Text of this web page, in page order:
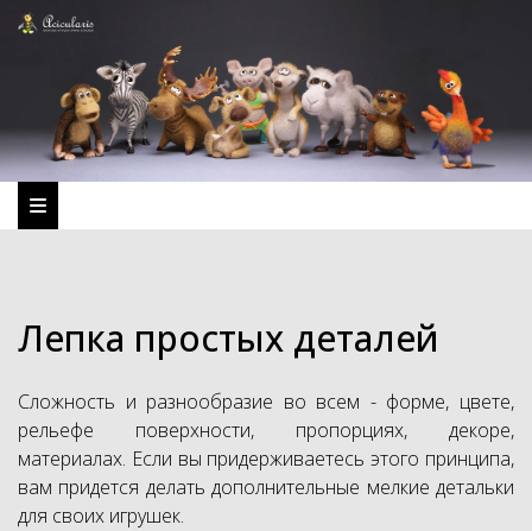
Лепка простых деталей
Сложность и разнообразие во всем - форме, цвете,
рельефе поверхности, пропорциях, декоре,
материалах. Если вы придерживаетесь этого принципа,
вам придется делать дополнительные мелкие детальки
для своих игрушек.